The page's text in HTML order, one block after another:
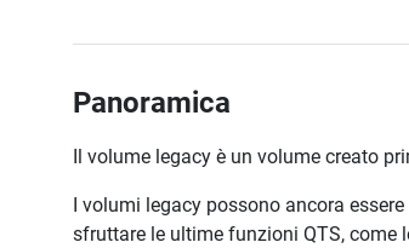
Panoramica
Il volume legacy è un volume creato
I volumi legacy possono ancora
sfruttare le ultime funzioni QTS, come